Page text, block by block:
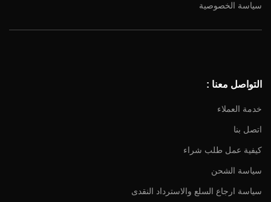
سياسة الخصوصية
التواصل معنا :
خدمة العملاء
اتصل بنا
كيفية عمل طلب شراء
سياسة الشحن
سياسة ارجاع السلع والاسترداد النقدى